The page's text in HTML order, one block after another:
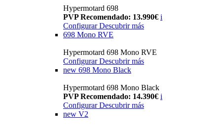
Hypermotard 698
PVP Recomendado: 13.990€ i
ConfigurarDescubrir más
698 Mono RVE
Hypermotard 698 Mono RVE
Configurar Descubrir más
new 698 Mono Black
Hypermotard 698 Mono Black
PVP Recomendado: 14.390€ i
Configurar Descubrir más
new V2